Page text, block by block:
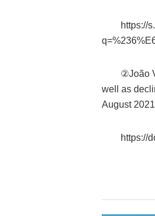
https://
②João
well as
August 2021
https://